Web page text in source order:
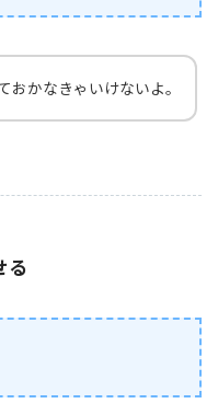
おかなきゃいけないよ。
る